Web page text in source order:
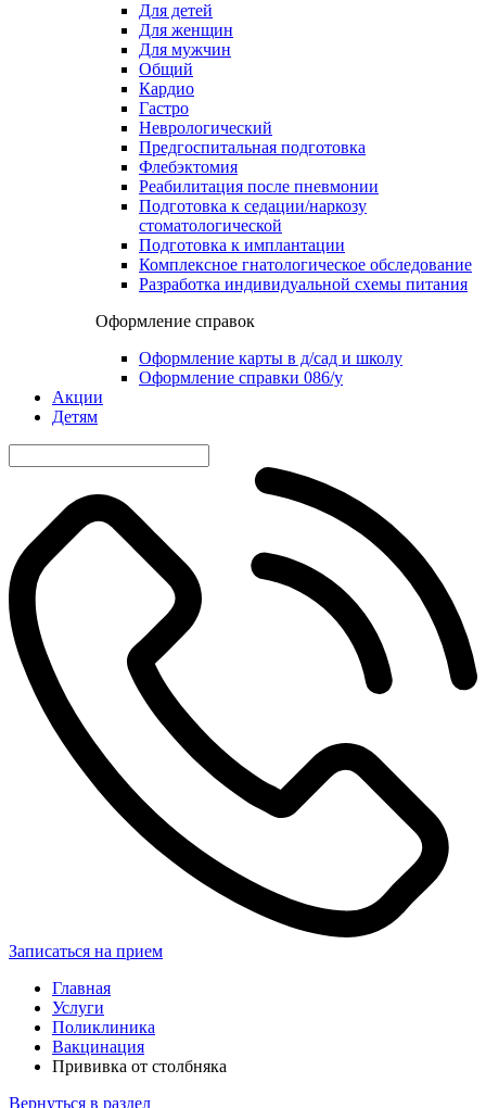
Для детей
Для женщин
Для мужчин
Общий
Кардио
Гастро
Неврологический
Предгоспитальная подготовка
Флебэктомия
Реабилитация после пневмонии
Подготовка к седации/наркозу
стоматологической
Подготовка к имплантации
Комплексное гнатологическое обследование
Разработка индивидуальной схемы питания
Оформление справок
Оформление карты в д/сад и школу
Оформление справки 086/у
Акции
Детям
Записаться на прием
Главная
Услуги
Поликлиника
Вакцинация
Прививка от столбняка
Вернуться в раздел